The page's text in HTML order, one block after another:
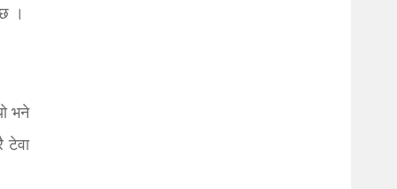
।
भने
टेवा